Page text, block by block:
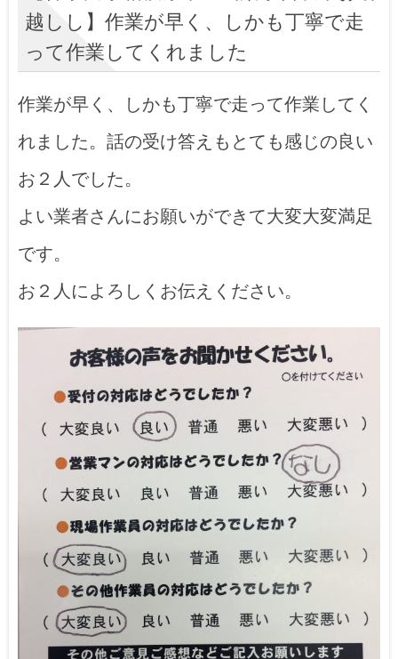
越しし】作業が早く、しかも丁寧で走
って作業してくれました
作業が早く、しかも丁寧で走って作業してく
れました。話の受け答えもとても感じの良い
お２人でした。
よい業者さんにお願いができて大変大変満足
です。
お２人によろしくお伝えください。